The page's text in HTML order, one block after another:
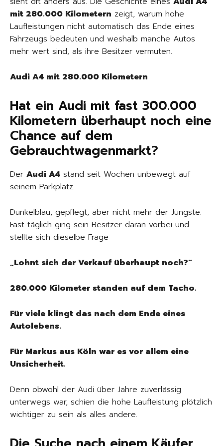
mit 280.000 Kilometern zeigt, warum hohe
Laufleistungen nicht automatisch das Ende eines
Fahrzeugs bedeuten und weshalb manche Autos
mehr wert sind, als ihre Besitzer vermuten.
Audi A4 mit 280.000 Kilometern
Hat ein Audi mit fast 300.000
Kilometern überhaupt noch eine
Chance auf dem
Gebrauchtwagenmarkt?
Der Audi A4 stand seit Wochen unbewegt auf
seinem Parkplatz.
Dunkelblau, gepflegt, aber nicht mehr der Jüngste.
Fast täglich ging sein Besitzer daran vorbei und
stellte sich dieselbe Frage:
„Lohnt sich der Verkauf überhaupt noch?“
280.000 Kilometer standen auf dem Tacho.
Für viele klingt das nach dem Ende eines
Autolebens.
Für Markus aus Köln war es vor allem eine
Unsicherheit.
Denn obwohl der Audi über Jahre zuverlässig
unterwegs war, schien die hohe Laufleistung plötzlich
wichtiger zu sein als alles andere.